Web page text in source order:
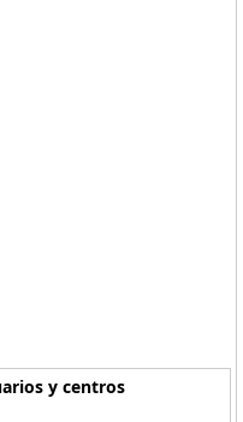
y centros